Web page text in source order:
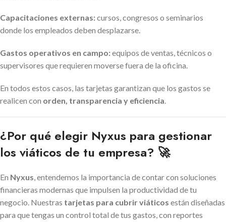
Capacitaciones externas:cursos, congresos o seminarios
donde los empleados deben desplazarse.
Gastos operativos en campo:equipos de ventas, técnicos o
supervisores que requieren moverse fuera de la oficina.
En todos estos casos, las tarjetas garantizan que los gastos se
realicen con orden, transparencia y eficiencia.
¿Por qué elegir Nyxus para gestionar
los viáticos de tu empresa? 🚀
En Nyxus, entendemos la importancia de contar con soluciones
financieras modernas que impulsen la productividad de tu
negocio. Nuestras tarjetas para cubrir viáticos están diseñadas
para que tengas un control total de tus gastos, con reportes